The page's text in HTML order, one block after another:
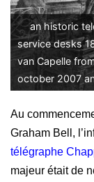
an historic
service desks
van Capelle
october 2007
Au
Graham Bell,
télégraphe
majeur était de